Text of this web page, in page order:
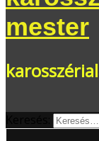
mester